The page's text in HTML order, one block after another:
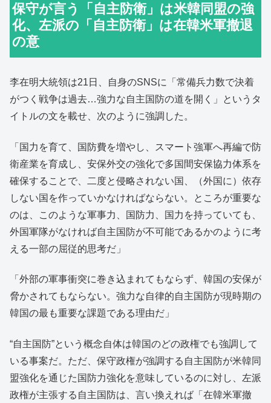
保守が言う「自主防衛」は米韓同盟の強
化、左派の「自主防衛」は在韓米軍撤退
の意
李在明大統領は21日、自身のSNSに「常備兵力数で決着
がつく戦争は過去…強力な自主国防の道を開く」というタ
イトルの文を載せ、次のように強調した。
「国力を育て、国防費を増やし、スマート強軍へ再編で防
衛産業を育成し、安保外交の強化で多国間安保協力体系を
確保することで、二度と侵略されない国、（外国に）依存
しない国を作っていかなければならない。ところが重要な
のは、このような軍事力、国防力、国力を持っていても、
外国軍隊がなければ自主国防が不可能であるかのように考
える一部の屈従的思考だ」
「外部の軍事衝突に巻き込まれてもならず、韓国の安保が
脅かされてもならない。強力な自律的自主国防が現時期の
韓国の最も重要な課題である理由だ」
“自主国防”という概念自体は韓国のどの政権でも強調して
いる事案だ。ただ、保守政権が強調する自主国防が米韓同
盟強化を通じた国防力強化を意味しているのに対し、左派
政権が主張する自主国防は、言い換えれば「在韓米軍撤